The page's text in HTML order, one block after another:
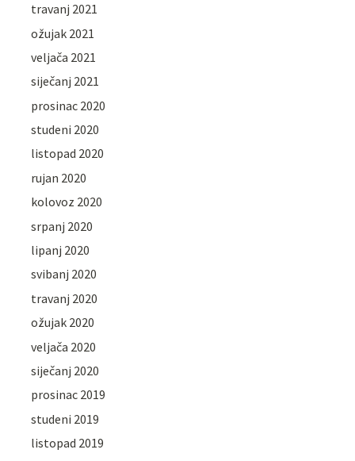
travanj 2021
ožujak 2021
veljača 2021
siječanj 2021
prosinac 2020
studeni 2020
listopad 2020
rujan 2020
kolovoz 2020
srpanj 2020
lipanj 2020
svibanj 2020
travanj 2020
ožujak 2020
veljača 2020
siječanj 2020
prosinac 2019
studeni 2019
listopad 2019